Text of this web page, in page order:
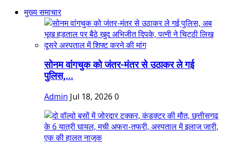
मुख्य समाचार
सोनम वांगचुक को जंतर-मंतर से उठाकर ले गई
पुलिस,...
Admin Jul 18, 2026 0